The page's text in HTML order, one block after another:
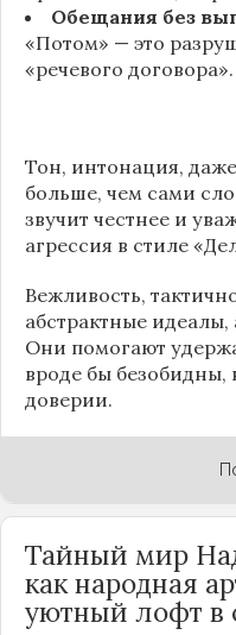
Обещания без
«Потом» — это
«речевого договора».
Тон, интонация,
больше, чем сами
звучит честнее и
агрессия в стиле
Вежливость,
абстрактные
Они помогают
вроде бы
доверии.
Тайный мир
как народная
уютный лофт в